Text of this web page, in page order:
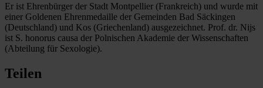
Er ist Ehrenbürger der Stadt Montpellier (Frankreich) und wurde mit
einer Goldenen Ehrenmedaille der Gemeinden Bad Säckingen
(Deutschland) und Kos (Griechenland) ausgezeichnet. Prof. dr. Nijs
ist S. honorus causa der Polnischen Akademie der Wissenschaften
(Abteilung für Sexologie).
Teilen